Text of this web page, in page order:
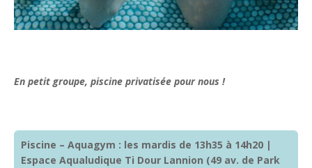
En petit groupe, piscine privatisée pour nous !
Piscine – Aquagym : les mardis de 13h35 à 14h20 |
Espace Aqualudique Ti Dour Lannion (49 av. de Park